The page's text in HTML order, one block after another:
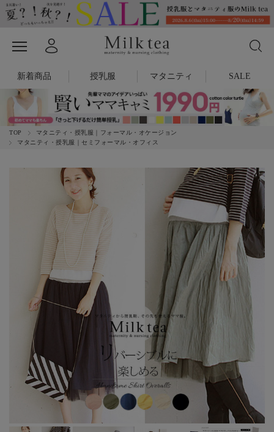
新着商品 授乳服 マタニティ SALE
TOP
マタニティ・授乳服｜フォーマル・オケージョン
マタニティ・授乳服｜セミフォーマル・オフィス